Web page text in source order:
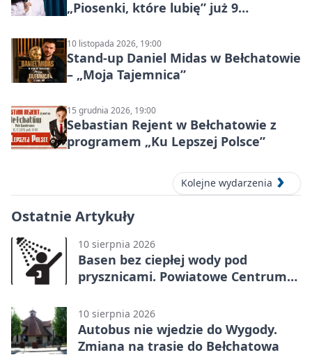
„Piosenki, które lubię” już 9
10 listopada 2026, 19:00
Stand-up Daniel Midas w Bełchatowie
– „Moja Tajemnica”
15 grudnia 2026, 19:00
Sebastian Rejent w Bełchatowie z
programem „Ku Lepszej Polsce”
Kolejne wydarzenia
Ostatnie Artykuły
10 sierpnia 2026
Basen bez ciepłej wody pod
prysznicami. Powiatowe Centrum
10 sierpnia 2026
Autobus nie wjedzie do Wygody.
Zmiana na trasie do Bełchatowa